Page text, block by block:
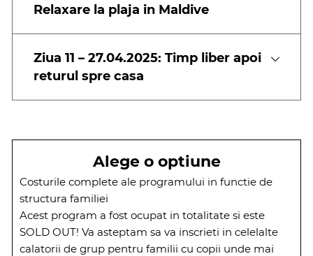
Relaxare la plaja in Maldive
Ziua 11 – 27.04.2025: Timp liber apoi
returul spre casa
Alege o optiune
Costurile complete ale programului in functie de
structura familiei
Acest program a fost ocupat in totalitate si este
SOLD OUT! Va asteptam sa va inscrieti in celelalte
calatorii de grup pentru familii cu copii unde mai